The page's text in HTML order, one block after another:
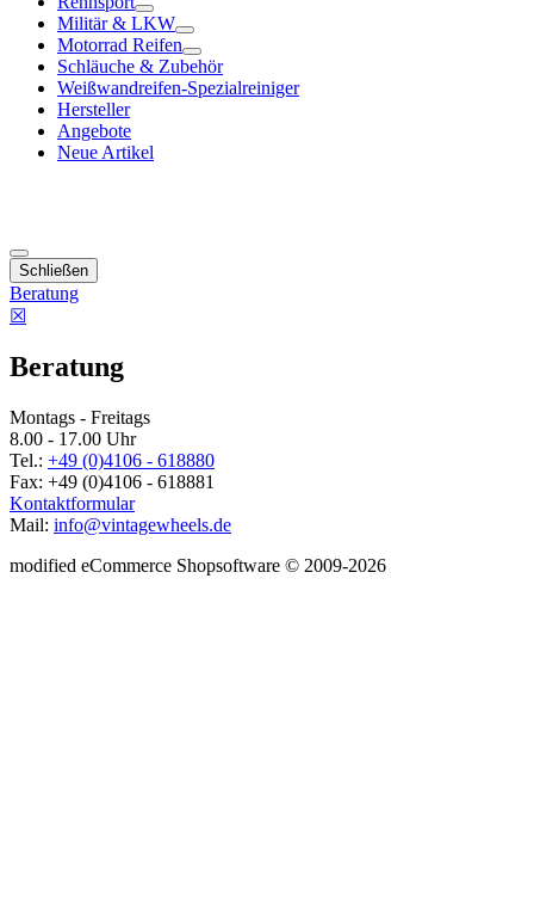
Militär & LKW
Motorrad Reifen
Schläuche & Zubehör
Weißwandreifen-Spezialreiniger
Hersteller
Angebote
Neue Artikel
Schließen
Beratung
☒
Beratung
Montags - Freitags
8.00 - 17.00 Uhr
Tel.: +49 (0)4106 - 618880
Fax: +49 (0)4106 - 618881
Kontaktformular
Mail: info@vintagewheels.de
modified eCommerce Shopsoftware © 2009-2026